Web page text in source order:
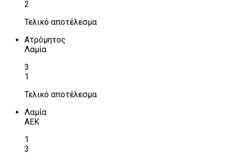
2
Τελικό αποτέλεσμα
Ατρόμητος
Λαμία
3
1
Τελικό αποτέλεσμα
Λαμία
ΑΕΚ
1
3